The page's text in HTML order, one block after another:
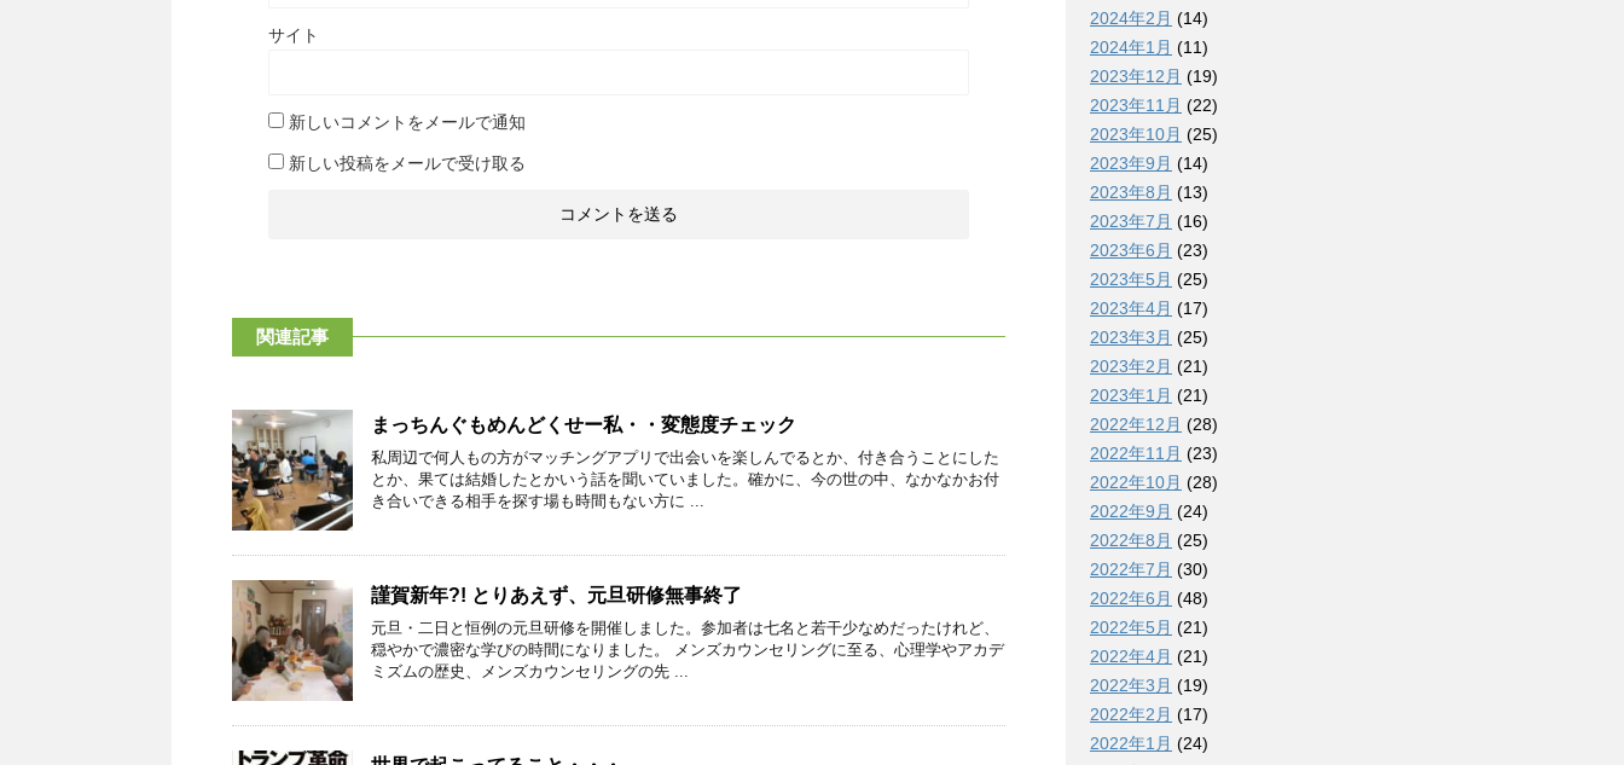
サイト
新しいコメントをメールで通知
新しい投稿をメールで受け取る
関連記事
まっちんぐもめんどくせー私・・変態度チェック
私周辺で何人もの方がマッチングアプリで出会いを楽しんでるとか、付き合うことにした
とか、果ては結婚したとかいう話を聞いていました。確かに、今の世の中、なかなかお付
き合いできる相手を探す場も時間もない方に ...
謹賀新年?! とりあえず、元旦研修無事終了
元旦・二日と恒例の元旦研修を開催しました。参加者は七名と若干少なめだったけれど、
穏やかで濃密な学びの時間になりました。 メンズカウンセリングに至る、心理学やアカデ
ミズムの歴史、メンズカウンセリングの先 ...
2024年2月 (14)
2024年1月 (11)
2023年12月 (19)
2023年11月 (22)
2023年10月 (25)
2023年9月 (14)
2023年8月 (13)
2023年7月 (16)
2023年6月 (23)
2023年5月 (25)
2023年4月 (17)
2023年3月 (25)
2023年2月 (21)
2023年1月 (21)
2022年12月 (28)
2022年11月 (23)
2022年10月 (28)
2022年9月 (24)
2022年8月 (25)
2022年7月 (30)
2022年6月 (48)
2022年5月 (21)
2022年4月 (21)
2022年3月 (19)
2022年2月 (17)
2022年1月 (24)